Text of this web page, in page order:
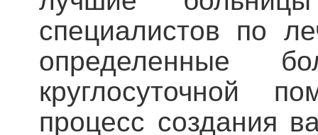
специалистов по
определенные
круглосуточной
процесс создания